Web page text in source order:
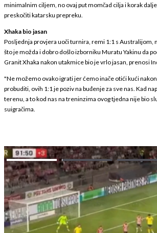
minimalnim ciljem, no ovaj put momčad cilja i korak
preskočiti katarsku prepreku.
Xhaka bio jasan
Posljednja provjera uoči turnira, remi 1:1 s Australijom,
što je možda i dobro došlo izborniku Muratu Yakinu da
Granit Xhaka nakon utakmice bio je vrlo jasan, prenosi
"Ne možemo ovako igrati jer ćemo inače otići kući
probuditi, ovih 1:1 je poziv na buđenje za sve nas. Kad
terenu, a to kod nas na treninzima ovog tjedna nije bio
suigračima.